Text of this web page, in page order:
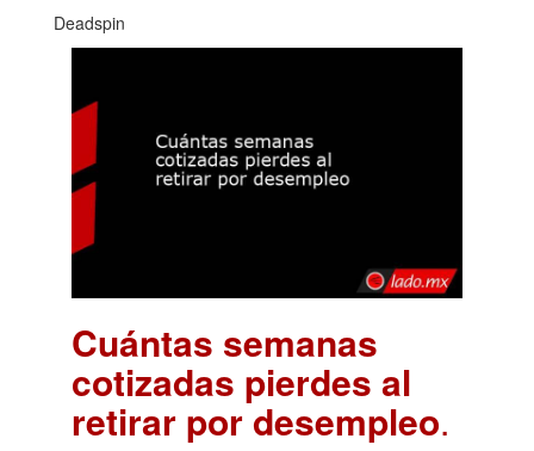
Deadspin
Cuántas semanas
cotizadas pierdes al
retirar por desempleo.